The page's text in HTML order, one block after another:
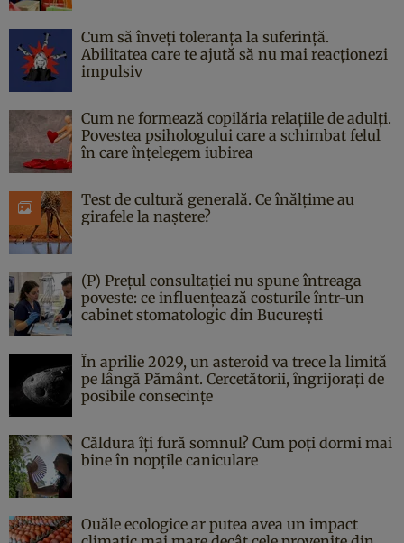
Cum să înveți toleranța la suferință.
Abilitatea care te ajută să nu mai reacționezi
impulsiv
Cum ne formează copilăria relațiile de adulți.
Povestea psihologului care a schimbat felul
în care înțelegem iubirea
Test de cultură generală. Ce înălțime au
girafele la naștere?
(P) Prețul consultației nu spune întreaga
poveste: ce influențează costurile într-un
cabinet stomatologic din București
În aprilie 2029, un asteroid va trece la limită
pe lângă Pământ. Cercetătorii, îngrijorați de
posibile consecințe
Căldura îți fură somnul? Cum poți dormi mai
bine în nopțile caniculare
Ouăle ecologice ar putea avea un impact